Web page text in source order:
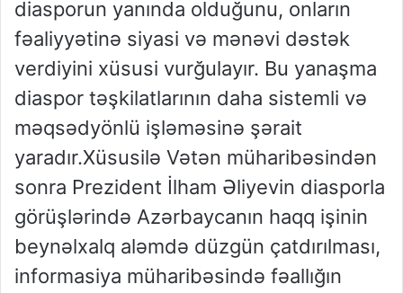
diasporun yanında olduğunu, onların
fəaliyyətinə siyasi və mənəvi dəstək
verdiyini xüsusi vurğulayır. Bu yanaşma
diaspor təşkilatlarının daha sistemli və
məqsədyönlü işləməsinə şərait
yaradır.Xüsusilə Vətən müharibəsindən
sonra Prezident İlham Əliyevin diasporla
görüşlərində Azərbaycanın haqq işinin
beynəlxalq aləmdə düzgün çatdırılması,
informasiya müharibəsində fəallığın